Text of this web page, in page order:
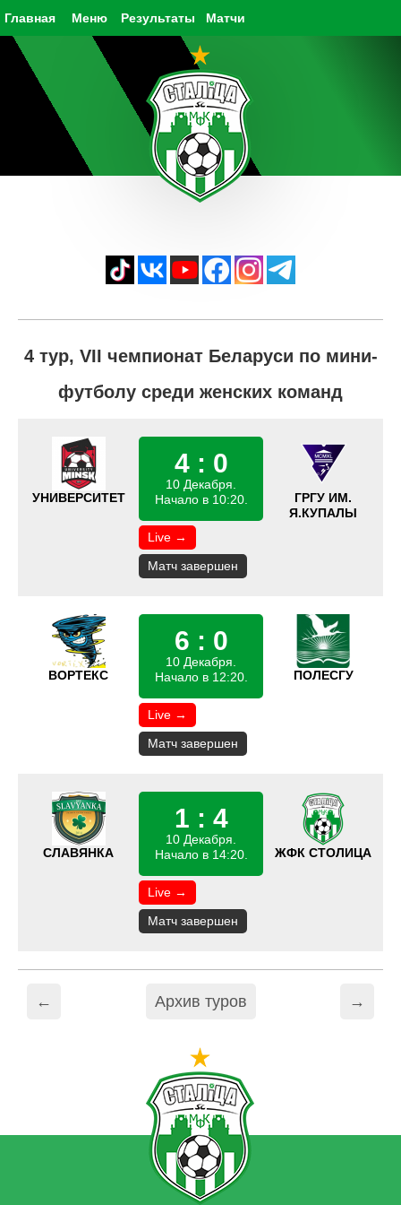
Главная Результаты Матчи
Меню
4 тур, VII чемпионат Беларуси по мини-
футболу среди женских команд
УНИВЕРСИТЕТ
4 : 0
10 Декабря.
Начало в 10:20.
Live →
Матч завершен
ГРГУ ИМ.
Я.КУПАЛЫ
ВОРТЕКС
6 : 0
10 Декабря.
Начало в 12:20.
Live →
Матч завершен
ПОЛЕСГУ
СЛАВЯНКА
1 : 4
10 Декабря.
Начало в 14:20.
Live →
Матч завершен
ЖФК СТОЛИЦА
← Архив туров →